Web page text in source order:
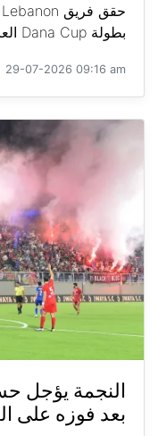
بطولة Dana Cup العالمية في الدنمارك لفئة...
29-07-2026 09:16 am
النجمة يؤجل
بعد فوزه على